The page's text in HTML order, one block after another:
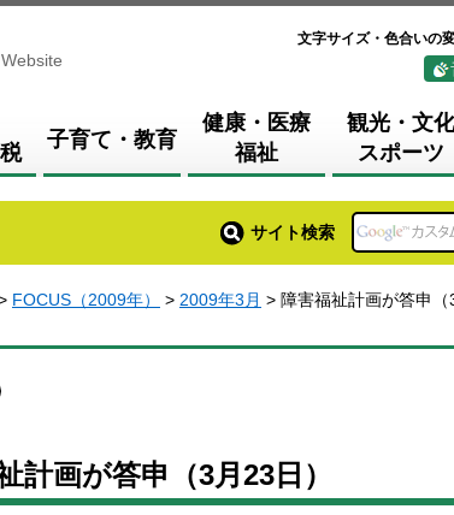
文字サイズ・色合いの
子育て・教育
健康・医療
福祉
観光・文化
スポーツ
サイト検索
FOCUS（2009年） > 2009年3月 > 障害福祉計画が答申
計画が答申（3月23日）